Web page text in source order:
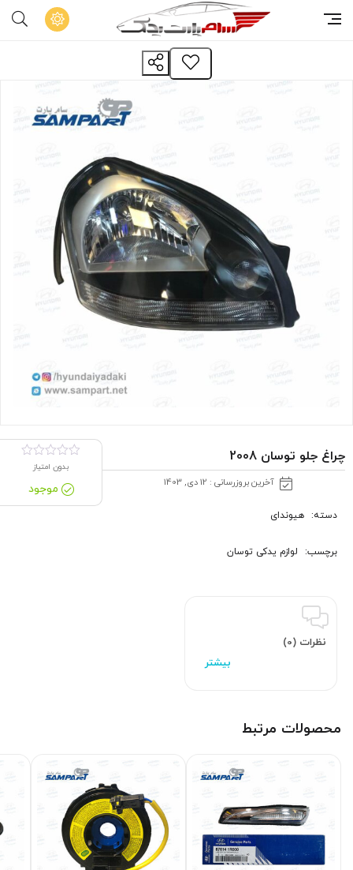
چراغ جلو توسان 2008
آخرین بروزرسانی : 12 دی, 1403
بدون امتیاز
موجود
دسته: هیوندای
برچسب: لوازم یدکی توسان
نظرات (0)
محصولات مرتبط